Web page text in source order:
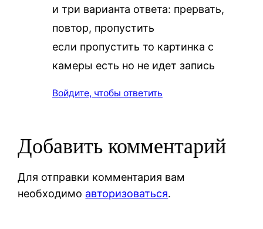
и три варианта ответа: прервать,
повтор, пропустить
если пропустить то картинка с
камеры есть но не идет запись
Войдите, чтобы ответить
Добавить комментарий
Для отправки комментария вам
необходимо авторизоваться.